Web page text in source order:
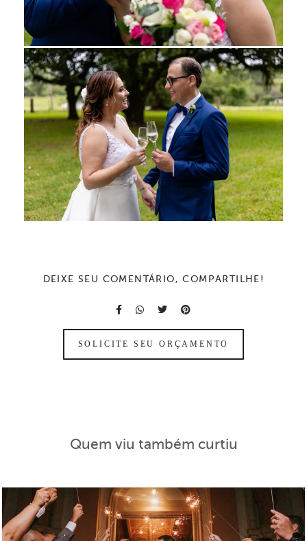
DEIXE SEU COMENTÁRIO, COMPARTILHE!
SOLICITE SEU ORÇAMENTO
Quem viu também curtiu